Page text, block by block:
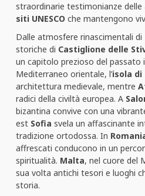
straordinarie testimonianze
siti UNESCO che mantengono
Dalle atmosfere rinascimentali di
storiche di Castiglione delle
un capitolo prezioso del passato
Mediterraneo orientale, l’isola di
architettura medievale, mentre
radici della civiltà europea. A
bizantina convive con una
est Sofia svela un affascinante
tradizione ortodossa. In
affrescati conducono in un
spiritualità. Malta, nel cuore del
sua volta antichi tesori e luoghi
storia.